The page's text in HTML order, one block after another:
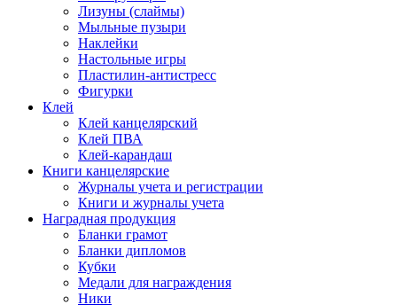
Лизуны (слаймы)
Мыльные пузыри
Наклейки
Настольные игры
Пластилин-антистресс
Фигурки
Клей
Клей канцелярский
Клей ПВА
Клей-карандаш
Книги канцелярские
Журналы учета и регистрации
Книги и журналы учета
Наградная продукция
Бланки грамот
Бланки дипломов
Кубки
Медали для награждения
Ники